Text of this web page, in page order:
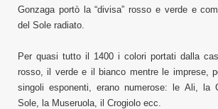
Gonzaga portò la “divisa” rosso e verde e
del Sole radiato.
Per quasi tutto il 1400 i colori portati dalla
rosso, il verde e il bianco mentre le imprese,
singoli esponenti, erano numerose: le Ali, la
Sole, la Museruola, il Crogiolo ecc.